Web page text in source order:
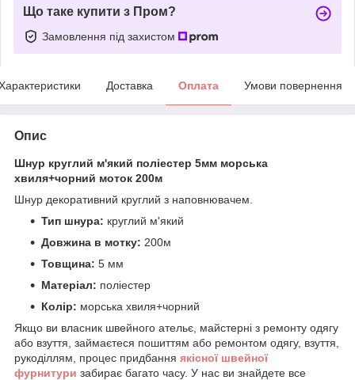
Що таке купити з Пром?
Замовлення під захистом
Доставка Оплата Умови повернення
Опис
Шнур круглий м'який поліестер 5мм морська
хвиля+чорний моток 200м
Шнур декоративний круглий з наповнювачем.
Тип шнура: круглий м'який
Довжина в мотку: 200м
Товщина: 5 мм
Матеріал: поліестер
Колір: морська хвиля+чорний
Якщо ви власник швейного ательє, майстерні з ремонту одягу
або взуття, займаєтеся пошиттям або ремонтом одягу, взуття,
рукоділлям, процес придбання якісної швейної
фурнитури забирає багато часу. У нас ви знайдете все